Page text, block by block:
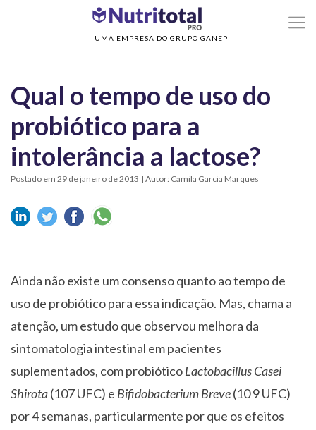
UMA EMPRESA DO GRUPO GANEP
Sem categoria> Qual o tempo de uso do probiótico para a intolerância a
Qual o tempo de uso do
probiótico para a
intolerância a lactose?
Postado em 29 de janeiro de 2013 | Autor: Camila Garcia Marques
Ainda não existe um consenso quanto ao tempo de
uso de probiótico para essa indicação. Mas, chama a
atenção, um estudo que observou melhora da
sintomatologia intestinal em pacientes
suplementados, com probióticoLactobacillus Casei
Shirota(107 UFC) e Bifidobacterium Breve(10 9 UFC)
por 4 semanas, particularmente por que os efeitos